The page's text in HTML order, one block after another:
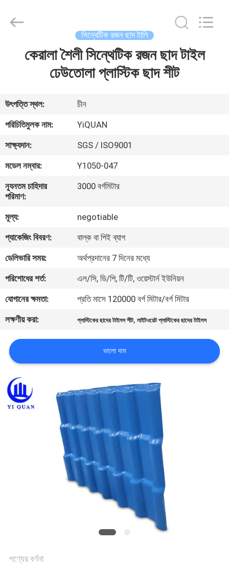
আমাদের
সম্পর্কে
কারখানা
ভ্রমণ
মান
নিয়ন্ত্রণ
যোগাযোগ
করুন
BLOG
উদ্ধৃতির
জন্য
আবেদন
Building
Material
সিন্থেটিক রজন ছাদ টালি
কেরালা শৈলী সিন্থেটিক রজন ছাদ টাইল
ঢেউতোলা প্লাস্টিক ছাদ শীট
উৎপত্তি স্থল:
চীন
পরিচিতিমুলক নাম:
YiQUAN
সাক্ষ্যদান:
SGS / ISO9001
মডেল নম্বার:
Y1050-047
ন্যূনতম চাহিদার
পরিমাণ:
3000 বর্গমিটার
মূল্য:
negotiable
প্যাকেজিং বিবরণ:
বাল্ক বা পিই ব্যাগ
ডেলিভারি সময়:
অর্থপ্রদানের 7 দিনের মধ্যে
পরিশোধের শর্ত:
এল/সি, ডি/পি, টি/টি, ওয়েস্টার্ন ইউনিয়ন
যোগানের ক্ষমতা:
প্রতি মাসে 120000 বর্গ মিটার/বর্গ মিটার
লক্ষণীয় করা:
প্লাস্টিকের ছাদের টাইলস শীট,লাইটওয়েট প্লাস্টিকের ছাদের টাইলস
ভালো দাম
পণ্যের বর্ণনা